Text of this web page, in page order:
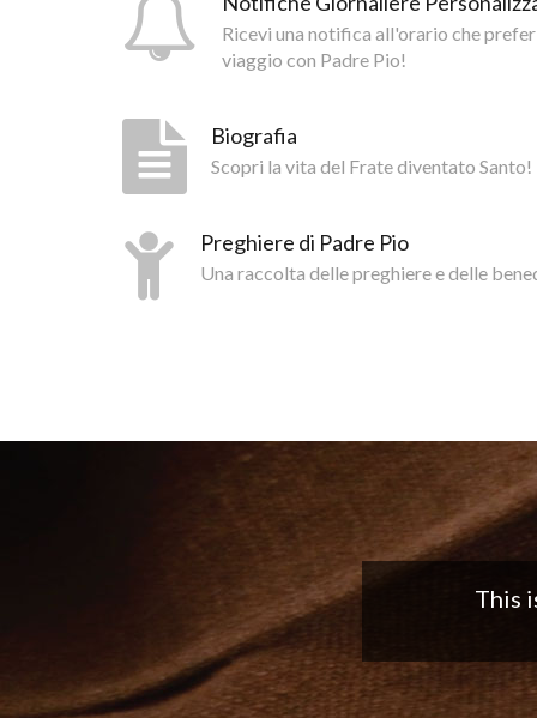
Ricevi una notifica all'orario che
viaggio con Padre Pio!
Biografia
Scopri la vita del Frate diventato Santo!
Preghiere di Padre Pio
Una raccolta delle preghiere e delle
Nice